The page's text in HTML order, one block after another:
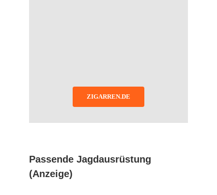
ZIGARREN.DE
Passende Jagdausrüstung
(Anzeige)